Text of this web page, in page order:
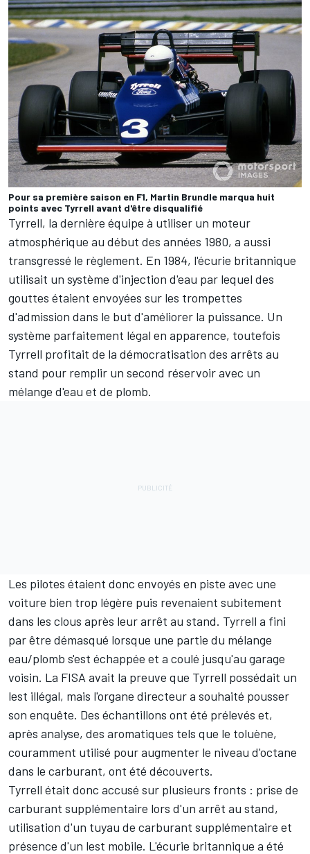
Pour sa première saison en F1, Martin Brundle marqua huit
points avec Tyrrell avant d'être disqualifié
Tyrrell, la dernière équipe à utiliser un moteur
atmosphérique au début des années 1980, a aussi
transgressé le règlement. En 1984, l'écurie britannique
utilisait un système d'injection d'eau par lequel des
gouttes étaient envoyées sur les trompettes
d'admission dans le but d'améliorer la puissance. Un
système parfaitement légal en apparence, toutefois
Tyrrell profitait de la démocratisation des arrêts au
stand pour remplir un second réservoir avec un
mélange d'eau et de plomb.
Les pilotes étaient donc envoyés en piste avec une
voiture bien trop légère puis revenaient subitement
dans les clous après leur arrêt au stand. Tyrrell a fini
par être démasqué lorsque une partie du mélange
eau/plomb s'est échappée et a coulé jusqu'au garage
voisin. La FISA avait la preuve que Tyrrell possédait un
lest illégal, mais l'organe directeur a souhaité pousser
son enquête. Des échantillons ont été prélevés et,
après analyse, des aromatiques tels que le toluène,
couramment utilisé pour augmenter le niveau d'octane
dans le carburant, ont été découverts.
Tyrrell était donc accusé sur plusieurs fronts : prise de
carburant supplémentaire lors d'un arrêt au stand,
utilisation d'un tuyau de carburant supplémentaire et
présence d'un lest mobile. L'écurie britannique a été